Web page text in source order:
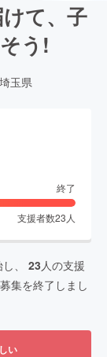
て、子
う!
埼玉県
終了
支援者数23 人
、 23 人の支援
集を終了しまし
い